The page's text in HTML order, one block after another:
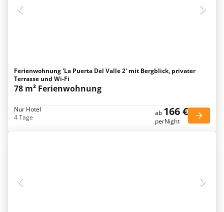
Ferienwohnung 'La Puerta Del Valle 2' mit Bergblick, privater
Terrasse und Wi-Fi
78 m² Ferienwohnung
Nur Hotel
4 Tage
ab 166 €
perNight